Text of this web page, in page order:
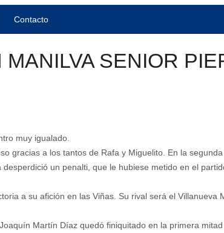
Contacto
SENIOR
muy igualado.
gracias a los tantos de Rafa y Miguelito. En la
un penalti, que le hubiese metido en el
a su afición en las Viñas. Su rival será el Villanueva
Martín Díaz quedó finiquitado en la primera